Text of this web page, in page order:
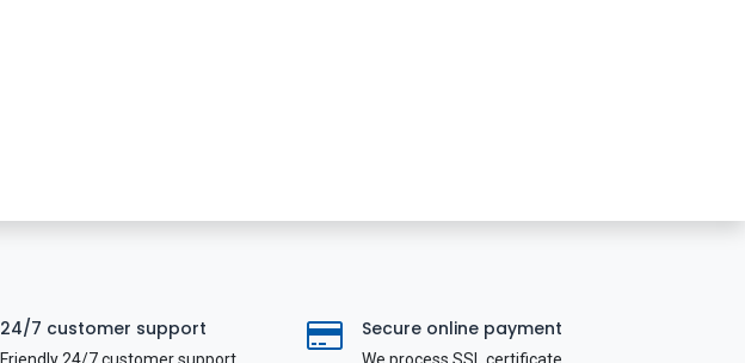
24/7 customer support Secure online payment